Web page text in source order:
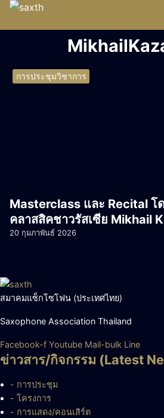
Skip
การประชุมวิชาการ
Masterclass และ Recital
คลาสสิคชาวรัสเซีย Mikhail
20 กุมภาพันธ์ 2026
สมาคมแซ็กโซโฟน (ประเทศไทย)
Saxophone Association Thailand
Facebook-f Youtube Mail-bulk Line
ข่าวสาร/กิจกรรม (Latest
- การประชุม
- โครงการ
- การแสดง/คอนเสิร์ต